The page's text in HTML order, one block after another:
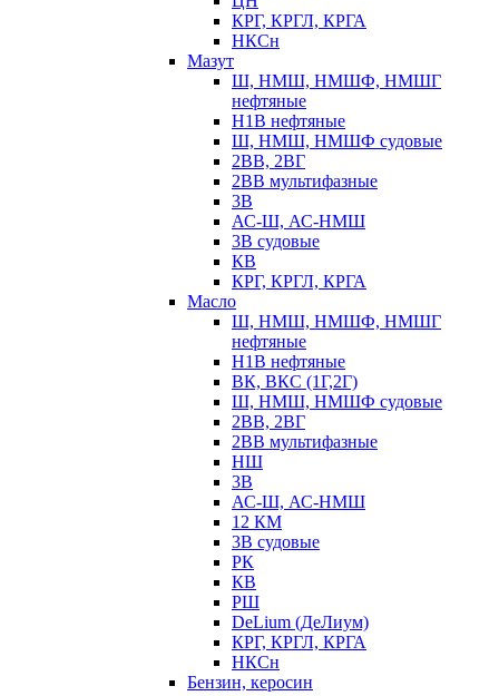
КРГ, КРГЛ, КРГА
НКСн
Мазут
Ш, НМШ, НМШФ, НМШГ
нефтяные
Н1В нефтяные
Ш, НМШ, НМШФ судовые
2ВВ, 2ВГ
2ВВ мультифазные
3В
АС-Ш, АС-НМШ
3В судовые
КВ
КРГ, КРГЛ, КРГА
Масло
Ш, НМШ, НМШФ, НМШГ
нефтяные
Н1В нефтяные
ВК, ВКС (1Г,2Г)
Ш, НМШ, НМШФ судовые
2ВВ, 2ВГ
2ВВ мультифазные
НШ
3В
АС-Ш, АС-НМШ
12 КМ
3В судовые
РК
КВ
РШ
DeLium (ДеЛиум)
КРГ, КРГЛ, КРГА
НКСн
Бензин, керосин